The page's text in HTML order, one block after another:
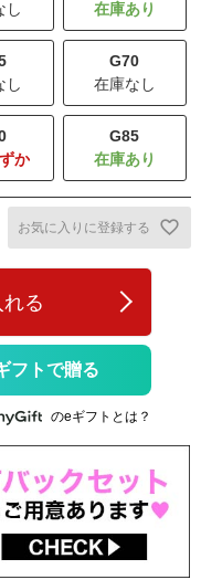
し
し
G70
在庫なし
か
G85
お気に入りに登録する
る
フトで贈る
のeギフトとは？